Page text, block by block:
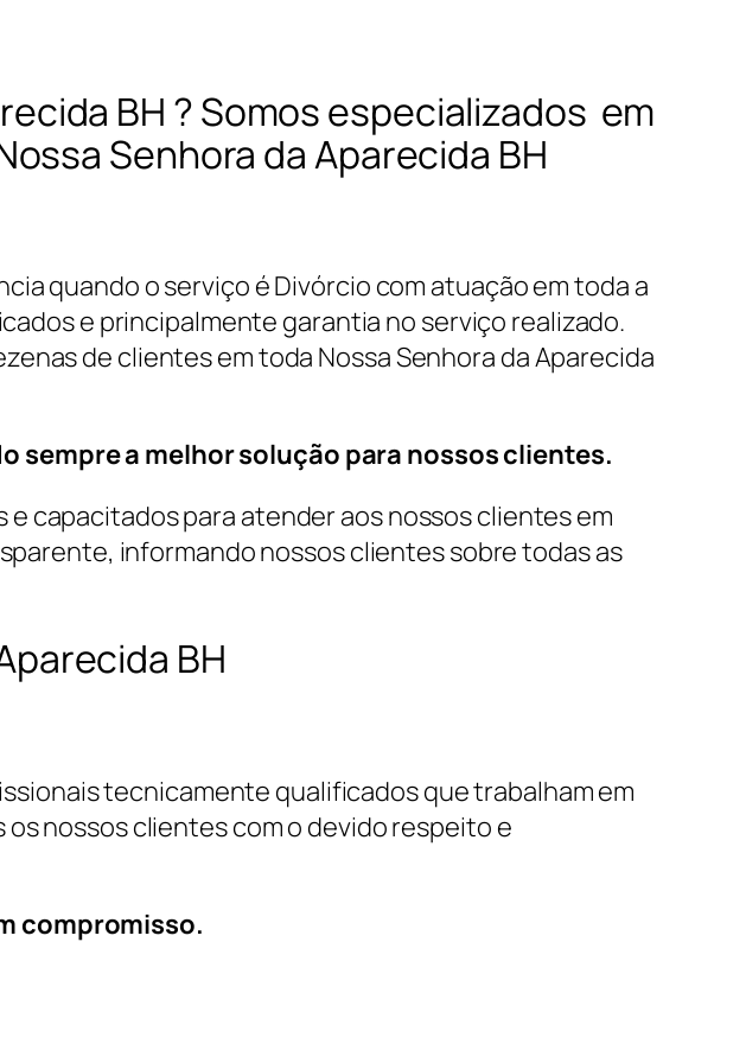
BH ? Somos especializados em
Senhora da Aparecida BH
quando o serviço é Divórcio com atuação em toda a
e principalmente garantia no serviço realizado.
de clientes em toda Nossa Senhora da Aparecida
sempre a melhor solução para nossos clientes.
capacitados para atender aos nossos clientes em
informando nossos clientes sobre todas as
BH
tecnicamente qualificados que trabalham em
nossos clientes com o devido respeito e
compromisso.